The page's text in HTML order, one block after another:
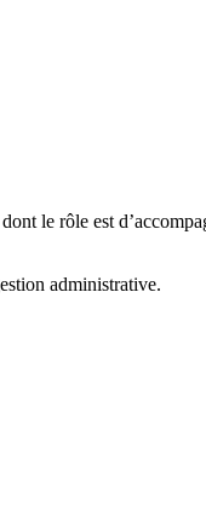
le rôle est
administrative.